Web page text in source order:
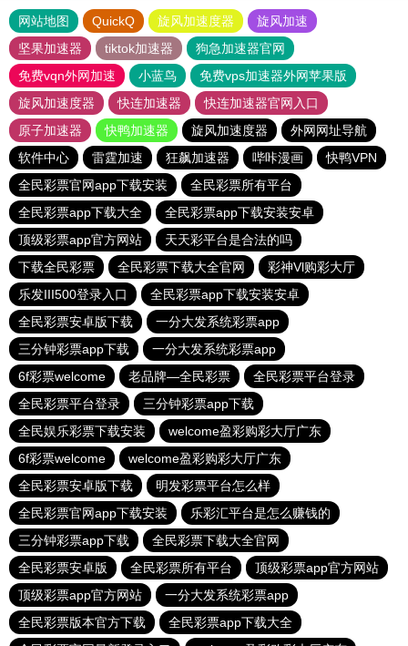
网站地图 QuickQ 旋风加速度器
旋风加速
坚果加速器
tiktok加速器
狗急加速器官网
免费vqn外网加速
小蓝鸟
免费vps加速器外网苹果版
旋风加速度器
快连加速器
快连加速器官网入口
原子加速器
快鸭加速器 旋风加速度器
外网网址导航
软件中心
雷霆加速 狂飙加速器 哔咔漫画
快鸭VPN
全民彩票官网app下载安装
全民彩票所有平台
全民彩票app下载大全
全民彩票app下载安装安卓
顶级彩票app官方网站
天天彩平台是合法的吗
下载全民彩票
全民彩票下载大全官网
彩神Vl购彩大厅
乐发III500登录入口
全民彩票app下载安装安卓
全民彩票安卓版下载
一分大发系统彩票app
三分钟彩票app下载
一分大发系统彩票app
6f彩票welcome
老品牌—全民彩票
全民彩票平台登录
全民彩票平台登录
三分钟彩票app下载
全民娱乐彩票下载安装
welcome盈彩购彩大厅广东
6f彩票welcome
welcome盈彩购彩大厅广东
全民彩票安卓版下载
明发彩票平台怎么样
全民彩票官网app下载安装
乐彩汇平台是怎么赚钱的
三分钟彩票app下载
全民彩票下载大全官网
全民彩票安卓版
全民彩票所有平台
顶级彩票app官方网站
顶级彩票app官方网站
一分大发系统彩票app
全民彩票版本官方下载
全民彩票app下载大全